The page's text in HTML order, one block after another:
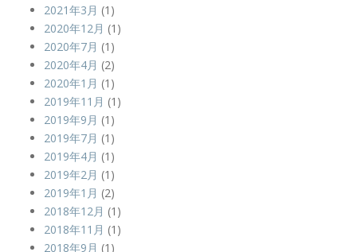
2021年3月 (1)
2020年12月 (1)
2020年7月 (1)
2020年4月 (2)
2020年1月 (1)
2019年11月 (1)
2019年9月 (1)
2019年7月 (1)
2019年4月 (1)
2019年2月 (1)
2019年1月 (2)
2018年12月 (1)
2018年11月 (1)
2018年9月 (1)